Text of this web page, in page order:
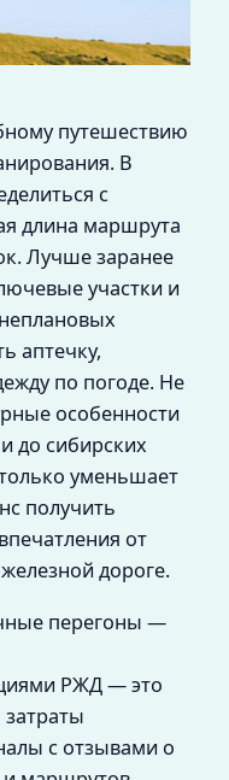
путешествию
В
с
длина маршрута
Лучше заранее
участки и
аптечку,
по погоде. Не
особенности
до сибирских
уменьшает
получить
от
дороге.
перегоны —
РЖД — это
с отзывами о